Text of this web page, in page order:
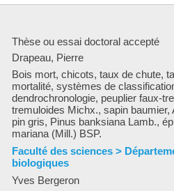
Thèse ou essai doctoral accepté
Drapeau, Pierre
Bois mort, chicots, taux de chute,
mortalité, systèmes de
dendrochronologie, peuplier faux-
tremuloides Michx., sapin
pin gris, Pinus banksiana Lamb.,
mariana (Mill.) BSP.
Faculté des sciences >
biologiques
Yves Bergeron